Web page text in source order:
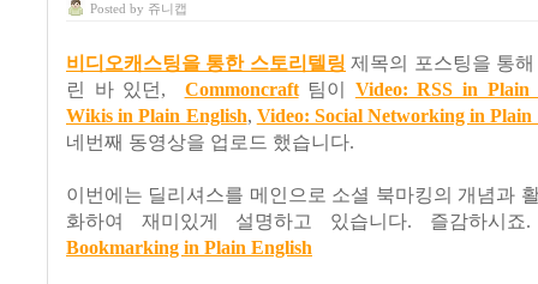
Posted by 쥬니캡
비디오캐스팅을 통한 스토리텔링 제목의 포스팅을 통
린 바 있던, Commoncraft팀이 Video: RSS in Plain
Wikis in Plain English, Video: Social Networking in Plain
네번째 동영상을 업로드 했습니다.
이번에는 딜리셔스를 메인으로 소셜 북마킹의 개념과
화하여 재미있게 설명하고 있습니다. 즐감하시
Bookmarking in Plain English